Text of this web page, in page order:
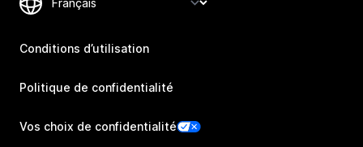
Conditions d’utilisation
Politique de confidentialité
Vos choix de confidentialité